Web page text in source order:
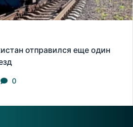
отправился еще один
0